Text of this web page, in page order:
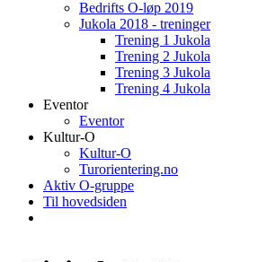
Bedrifts O-løp 2019
Jukola 2018 - treninger
Trening 1 Jukola
Trening 2 Jukola
Trening 3 Jukola
Trening 4 Jukola
Eventor
Eventor
Kultur-O
Kultur-O
Turorientering.no
Aktiv O-gruppe
Til hovedsiden